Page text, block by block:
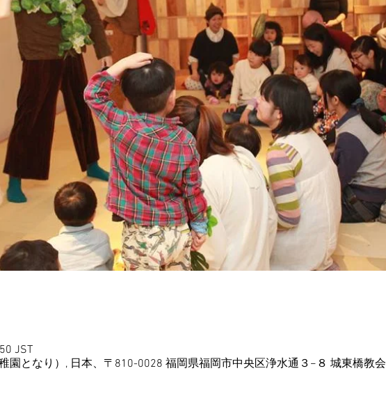
JST
園となり）, 日本、〒810-0028 福岡県福岡市中央区浄水通３−８ 城東橋教会